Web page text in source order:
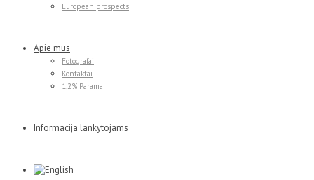
European prospects
Apie mus
Fotografai
Kontaktai
1,2% Parama
Informacija lankytojams